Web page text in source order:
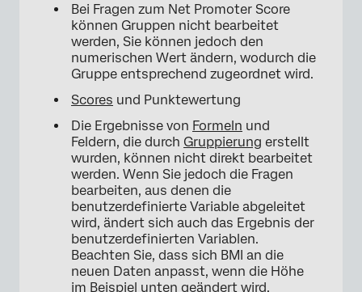
Bei Fragen zum Net Promoter Score
können Gruppen nicht bearbeitet
werden, Sie können jedoch den
numerischen Wert ändern, wodurch die
Gruppe entsprechend zugeordnet wird.
Scores und Punktewertung
Die Ergebnisse von Formeln und
Feldern, die durch Gruppierung erstellt
wurden, können nicht direkt bearbeitet
werden. Wenn Sie jedoch die Fragen
bearbeiten, aus denen die
benutzerdefinierte Variable abgeleitet
wird, ändert sich auch das Ergebnis der
benutzerdefinierten Variablen.
Beachten Sie, dass sich BMI an die
neuen Daten anpasst, wenn die Höhe
im Beispiel unten geändert wird.